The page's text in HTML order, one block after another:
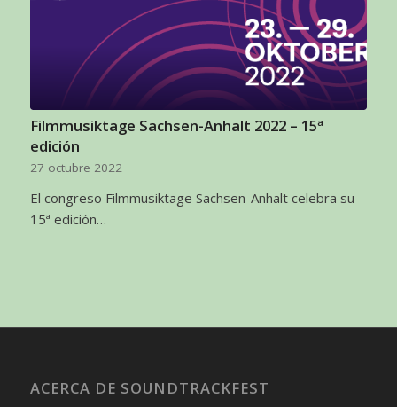
Filmmusiktage Sachsen-Anhalt 2022 – 15ª
edición
27 octubre 2022
El congreso Filmmusiktage Sachsen-Anhalt celebra su
15ª edición…
ACERCA DE SOUNDTRACKFEST